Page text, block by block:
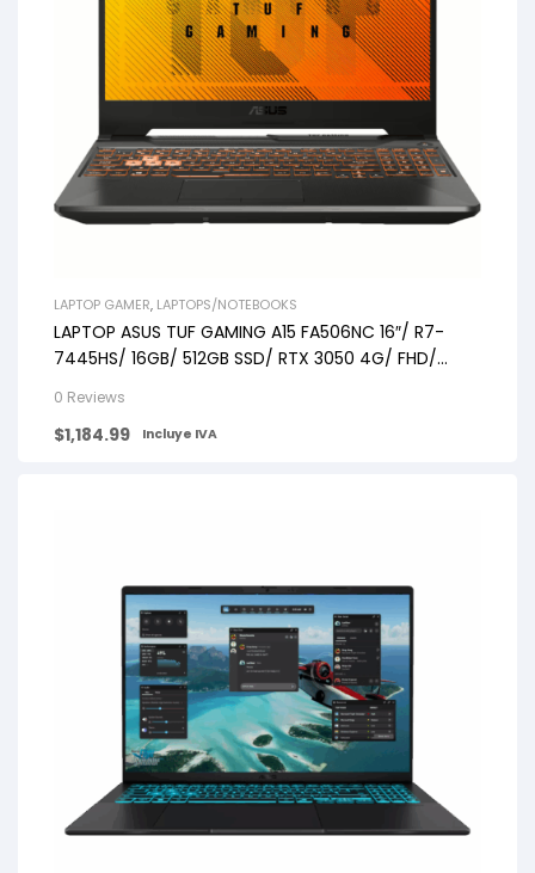
LAPTOP GAMER, LAPTOPS/NOTEBOOKS
LAPTOP ASUS TUF GAMING A15 FA506NC 16″/ R7-
7445HS/ 16GB/ 512GB SSD/ RTX 3050 4G/ FHD/
0 Reviews
$1,184.99 Incluye IVA